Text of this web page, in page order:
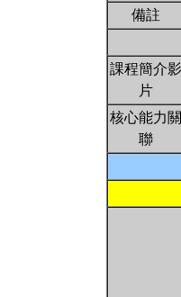
備註
課程簡介影
片
核心能力關
聯